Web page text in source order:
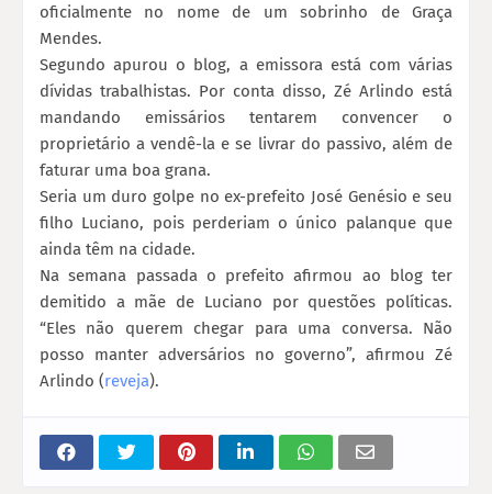
oficialmente no nome de um sobrinho de Graça
Mendes.
Segundo apurou o blog, a emissora está com várias
dívidas trabalhistas. Por conta disso, Zé Arlindo está
mandando emissários tentarem convencer o
proprietário a vendê-la e se livrar do passivo, além de
faturar uma boa grana.
Seria um duro golpe no ex-prefeito José Genésio e seu
filho Luciano, pois perderiam o único palanque que
ainda têm na cidade.
Na semana passada o prefeito afirmou ao blog ter
demitido a mãe de Luciano por questões políticas.
“Eles não querem chegar para uma conversa. Não
posso manter adversários no governo”, afirmou Zé
Arlindo (reveja).